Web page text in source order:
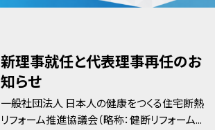
新理事就任と代表理事再任のお
知らせ
一般社団法人 日本人の健康をつくる住宅断熱
リフォーム推進協議会（略称：健断リフォーム...